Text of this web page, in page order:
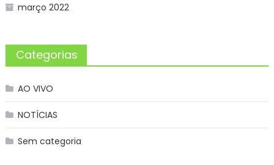
março 2022
Categorias
AO VIVO
NOTÍCIAS
Sem categoria